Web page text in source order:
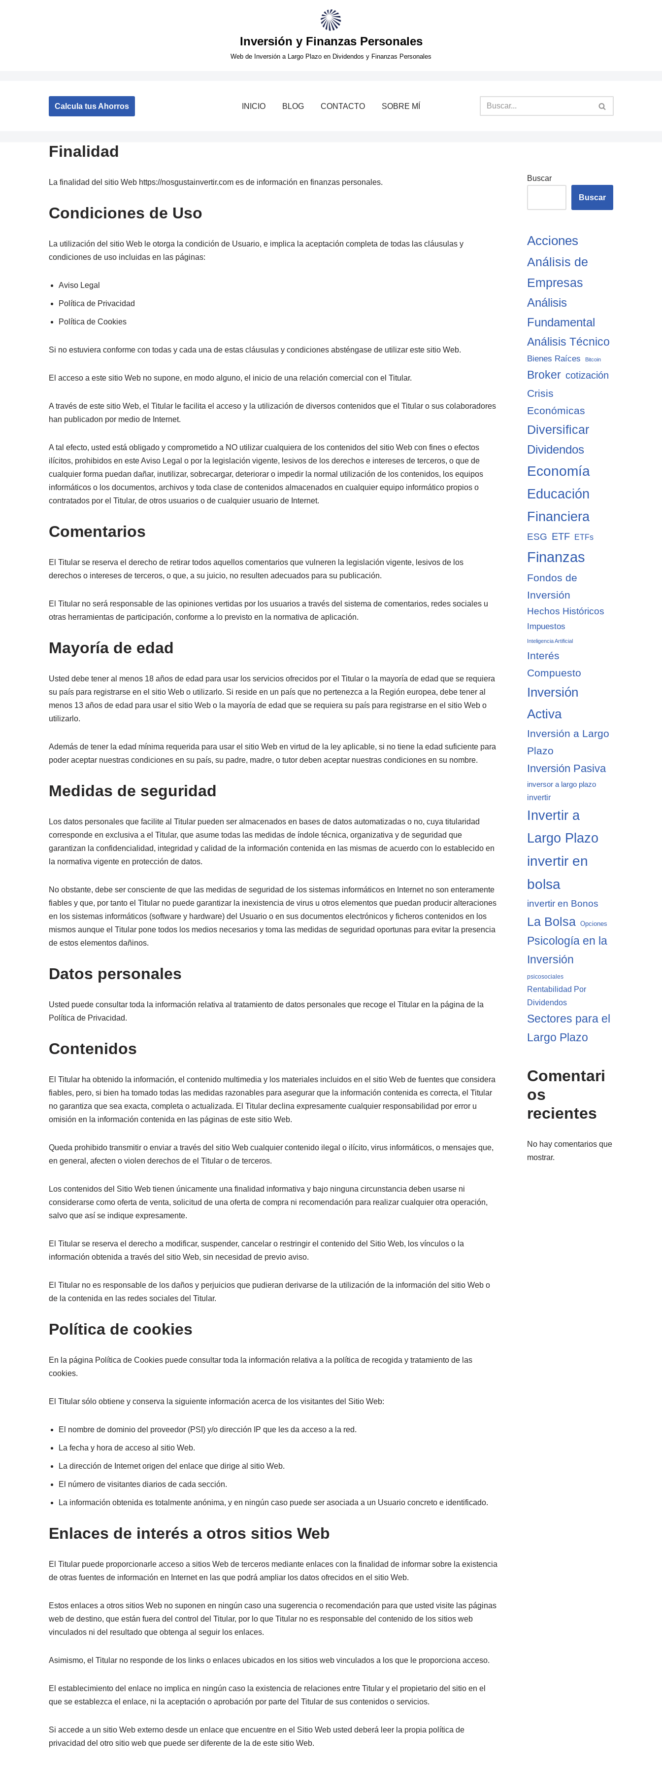
Inversión y Finanzas Personales
Web de Inversión a Largo Plazo en Dividendos y Finanzas Personales
Calcula tus Ahorros INICIO BLOG CONTACTO SOBRE MÍ
Finalidad
La finalidad del sitio Web https://nosgustainvertir.com es de información en finanzas personales.
Condiciones de Uso
La utilización del sitio Web le otorga la condición de Usuario, e implica la aceptación completa de todas las cláusulas y
condiciones de uso incluidas en las páginas:
Aviso Legal
Política de Privacidad
Política de Cookies
Si no estuviera conforme con todas y cada una de estas cláusulas y condiciones absténgase de utilizar este sitio Web.
El acceso a este sitio Web no supone, en modo alguno, el inicio de una relación comercial con el Titular.
A través de este sitio Web, el Titular le facilita el acceso y la utilización de diversos contenidos que el Titular o sus colaboradores
han publicadon por medio de Internet.
A tal efecto, usted está obligado y comprometido a NO utilizar cualquiera de los contenidos del sitio Web con fines o efectos
ilícitos, prohibidos en este Aviso Legal o por la legislación vigente, lesivos de los derechos e intereses de terceros, o que de
cualquier forma puedan dañar, inutilizar, sobrecargar, deteriorar o impedir la normal utilización de los contenidos, los equipos
informáticos o los documentos, archivos y toda clase de contenidos almacenados en cualquier equipo informático propios o
contratados por el Titular, de otros usuarios o de cualquier usuario de Internet.
Comentarios
El Titular se reserva el derecho de retirar todos aquellos comentarios que vulneren la legislación vigente, lesivos de los
derechos o intereses de terceros, o que, a su juicio, no resulten adecuados para su publicación.
El Titular no será responsable de las opiniones vertidas por los usuarios a través del sistema de comentarios, redes sociales u
otras herramientas de participación, conforme a lo previsto en la normativa de aplicación.
Mayoría de edad
Usted debe tener al menos 18 años de edad para usar los servicios ofrecidos por el Titular o la mayoría de edad que se requiera
su país para registrarse en el sitio Web o utilizarlo. Si reside en un país que no pertenezca a la Región europea, debe tener al
menos 13 años de edad para usar el sitio Web o la mayoría de edad que se requiera su país para registrarse en el sitio Web o
utilizarlo.
Además de tener la edad mínima requerida para usar el sitio Web en virtud de la ley aplicable, si no tiene la edad suficiente para
poder aceptar nuestras condiciones en su país, su padre, madre, o tutor deben aceptar nuestras condiciones en su nombre.
Medidas de seguridad
Los datos personales que facilite al Titular pueden ser almacenados en bases de datos automatizadas o no, cuya titularidad
corresponde en exclusiva a el Titular, que asume todas las medidas de índole técnica, organizativa y de seguridad que
garantizan la confidencialidad, integridad y calidad de la información contenida en las mismas de acuerdo con lo establecido en
la normativa vigente en protección de datos.
No obstante, debe ser consciente de que las medidas de seguridad de los sistemas informáticos en Internet no son enteramente
fiables y que, por tanto el Titular no puede garantizar la inexistencia de virus u otros elementos que puedan producir alteraciones
en los sistemas informáticos (software y hardware) del Usuario o en sus documentos electrónicos y ficheros contenidos en los
mismos aunque el Titular pone todos los medios necesarios y toma las medidas de seguridad oportunas para evitar la presencia
de estos elementos dañinos.
Datos personales
Usted puede consultar toda la información relativa al tratamiento de datos personales que recoge el Titular en la página de la
Política de Privacidad.
Contenidos
El Titular ha obtenido la información, el contenido multimedia y los materiales incluidos en el sitio Web de fuentes que considera
fiables, pero, si bien ha tomado todas las medidas razonables para asegurar que la información contenida es correcta, el Titular
no garantiza que sea exacta, completa o actualizada. El Titular declina expresamente cualquier responsabilidad por error u
omisión en la información contenida en las páginas de este sitio Web.
Queda prohibido transmitir o enviar a través del sitio Web cualquier contenido ilegal o ilícito, virus informáticos, o mensajes que,
en general, afecten o violen derechos de el Titular o de terceros.
Los contenidos del Sitio Web tienen únicamente una finalidad informativa y bajo ninguna circunstancia deben usarse ni
considerarse como oferta de venta, solicitud de una oferta de compra ni recomendación para realizar cualquier otra operación,
salvo que así se indique expresamente.
El Titular se reserva el derecho a modificar, suspender, cancelar o restringir el contenido del Sitio Web, los vínculos o la
información obtenida a través del sitio Web, sin necesidad de previo aviso.
El Titular no es responsable de los daños y perjuicios que pudieran derivarse de la utilización de la información del sitio Web o
de la contenida en las redes sociales del Titular.
Política de cookies
En la página Política de Cookies puede consultar toda la información relativa a la política de recogida y tratamiento de las
cookies.
El Titular sólo obtiene y conserva la siguiente información acerca de los visitantes del Sitio Web:
El nombre de dominio del proveedor (PSI) y/o dirección IP que les da acceso a la red.
La fecha y hora de acceso al sitio Web.
La dirección de Internet origen del enlace que dirige al sitio Web.
El número de visitantes diarios de cada sección.
La información obtenida es totalmente anónima, y en ningún caso puede ser asociada a un Usuario concreto e identificado.
Enlaces de interés a otros sitios Web
El Titular puede proporcionarle acceso a sitios Web de terceros mediante enlaces con la finalidad de informar sobre la existencia
de otras fuentes de información en Internet en las que podrá ampliar los datos ofrecidos en el sitio Web.
Estos enlaces a otros sitios Web no suponen en ningún caso una sugerencia o recomendación para que usted visite las páginas
web de destino, que están fuera del control del Titular, por lo que Titular no es responsable del contenido de los sitios web
vinculados ni del resultado que obtenga al seguir los enlaces.
Asimismo, el Titular no responde de los links o enlaces ubicados en los sitios web vinculados a los que le proporciona acceso.
El establecimiento del enlace no implica en ningún caso la existencia de relaciones entre Titular y el propietario del sitio en el
que se establezca el enlace, ni la aceptación o aprobación por parte del Titular de sus contenidos o servicios.
Si accede a un sitio Web externo desde un enlace que encuentre en el Sitio Web usted deberá leer la propia política de
privacidad del otro sitio web que puede ser diferente de la de este sitio Web.
Buscar
Buscar
Acciones
Análisis de
Empresas
Análisis
Fundamental
Análisis Técnico
Bienes Raíces Bitcoin
Broker cotización
Crisis
Económicas
Diversificar
Dividendos
Economía
Educación
Financiera
ESG ETF ETFs
Finanzas
Fondos de
Inversión
Hechos Históricos
Impuestos
Inteligencia Artificial
Interés
Compuesto
Inversión
Activa
Inversión a Largo
Plazo
Inversión Pasiva
inversor a largo plazo
invertir
Invertir a
Largo Plazo
invertir en
bolsa
invertir en Bonos
La Bolsa Opciones
Psicología en la
Inversión
psicosociales
Rentabilidad Por
Dividendos
Sectores para el
Largo Plazo
Comentari
os
recientes
No hay comentarios que
mostrar.